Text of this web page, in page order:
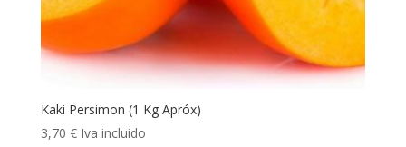
Kaki Persimon (1 Kg Apróx)
3,70 € Iva incluido